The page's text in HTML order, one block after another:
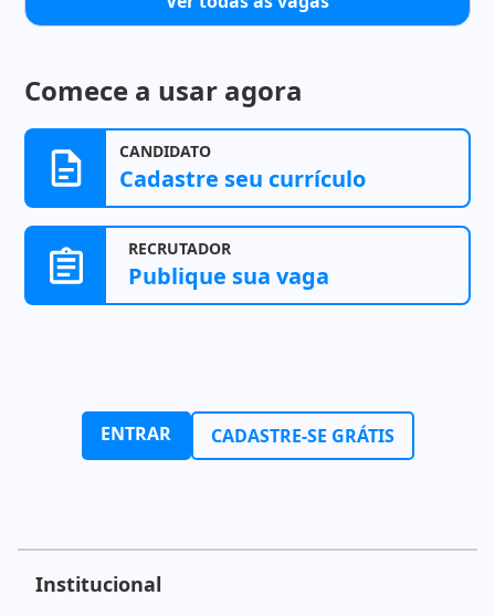
Comece a usar agora
CANDIDATO
Cadastre seu currículo
RECRUTADOR
Publique sua vaga
ENTRAR CADASTRE-SE GRÁTIS
Institucional